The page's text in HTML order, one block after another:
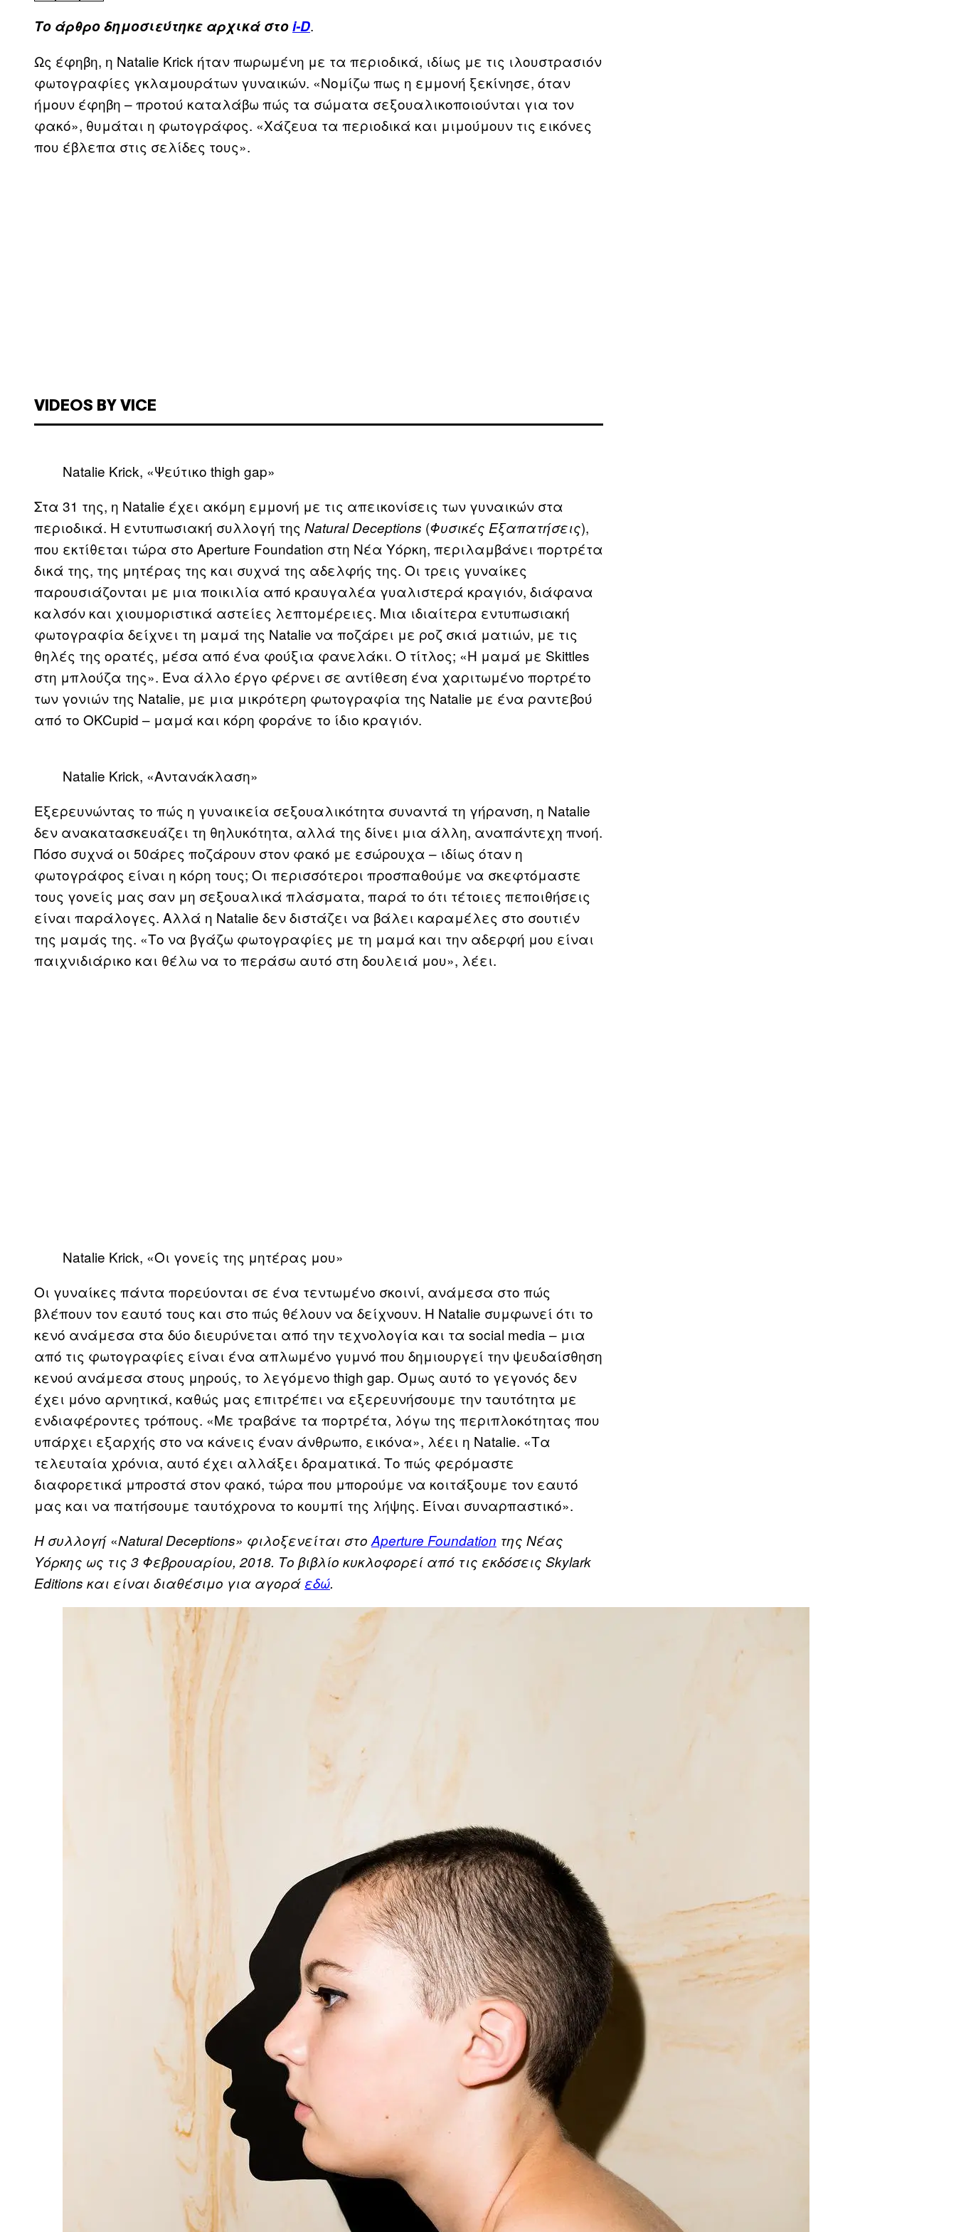
Tο άρθρο δημοσιεύτηκε αρχικά στοi-D.
Ως έφηβη, η Natalie Krick ήταν πωρωμένη με τα περιοδικά, ιδίως με τις ιλουστρασιόν
φωτογραφίες γκλαμουράτων γυναικών. «Νομίζω πως η εμμονή ξεκίνησε, όταν
ήμουν έφηβη – προτού καταλάβω πώς τα σώματα σεξουαλικοποιούνται για τον
φακό», θυμάται η φωτογράφος. «Χάζευα τα περιοδικά και μιμούμουν τις εικόνες
που έβλεπα στις σελίδες τους».
VIDEOS BY VICE
Natalie Krick, «Ψεύτικο thigh gap»
Στα 31 της, η Natalie έχει ακόμη εμμονή με τις απεικονίσεις των γυναικών στα
περιοδικά. Η εντυπωσιακή συλλογή της Natural Deceptions (Φυσικές Εξαπατήσεις),
που εκτίθεται τώρα στο Aperture Foundation στη Νέα Υόρκη, περιλαμβάνει πορτρέτα
δικά της, της μητέρας της και συχνά της αδελφής της. Οι τρεις γυναίκες
παρουσιάζονται με μια ποικιλία από κραυγαλέα γυαλιστερά κραγιόν, διάφανα
καλσόν και χιουμοριστικά αστείες λεπτομέρειες. Μια ιδιαίτερα εντυπωσιακή
φωτογραφία δείχνει τη μαμά της Natalie να ποζάρει με ροζ σκιά ματιών, με τις
θηλές της ορατές, μέσα από ένα φούξια φανελάκι. Ο τίτλος; «Η μαμά με Skittles
στη μπλούζα της». Ένα άλλο έργο φέρνει σε αντίθεση ένα χαριτωμένο πορτρέτο
των γονιών της Natalie, με μια μικρότερη φωτογραφία της Natalie με ένα ραντεβού
από το OKCupid – μαμά και κόρη φοράνε το ίδιο κραγιόν.
Natalie Krick, «Αντανάκλαση»
Εξερευνώντας το πώς η γυναικεία σεξουαλικότητα συναντά τη γήρανση, η Natalie
δεν ανακατασκευάζει τη θηλυκότητα, αλλά της δίνει μια άλλη, αναπάντεχη πνοή.
Πόσο συχνά οι 50άρες ποζάρουν στον φακό με εσώρουχα – ιδίως όταν η
φωτογράφος είναι η κόρη τους; Οι περισσότεροι προσπαθούμε να σκεφτόμαστε
τους γονείς μας σαν μη σεξουαλικά πλάσματα, παρά το ότι τέτοιες πεποιθήσεις
είναι παράλογες. Αλλά η Natalie δεν διστάζει να βάλει καραμέλες στο σουτιέν
της μαμάς της. «Το να βγάζω φωτογραφίες με τη μαμά και την αδερφή μου είναι
παιχνιδιάρικο και θέλω να το περάσω αυτό στη δουλειά μου», λέει.
Natalie Krick, «Οι γονείς της μητέρας μου»
Οι γυναίκες πάντα πορεύονται σε ένα τεντωμένο σκοινί, ανάμεσα στο πώς
βλέπουν τον εαυτό τους και στο πώς θέλουν να δείχνουν. Η Natalie συμφωνεί ότι το
κενό ανάμεσα στα δύο διευρύνεται από την τεχνολογία και τα social media – μια
από τις φωτογραφίες είναι ένα απλωμένο γυμνό που δημιουργεί την ψευδαίσθηση
κενού ανάμεσα στους μηρούς, το λεγόμενο thigh gap. Όμως αυτό το γεγονός δεν
έχει μόνο αρνητικά, καθώς μας επιτρέπει να εξερευνήσουμε την ταυτότητα με
ενδιαφέροντες τρόπους. «Με τραβάνε τα πορτρέτα, λόγω της περιπλοκότητας που
υπάρχει εξαρχής στο να κάνεις έναν άνθρωπο, εικόνα», λέει η Natalie. «Τα
τελευταία χρόνια, αυτό έχει αλλάξει δραματικά. Το πώς φερόμαστε
διαφορετικά μπροστά στον φακό, τώρα που μπορούμε να κοιτάξουμε τον εαυτό
μας και να πατήσουμε ταυτόχρονα το κουμπί της λήψης. Είναι συναρπαστικό».
Η συλλογή «Natural Deceptions» φιλοξενείται στο Aperture Foundation της Νέας
Υόρκης ως τις 3 Φεβρουαρίου, 2018. Το βιβλίο κυκλοφορεί από τις εκδόσεις Skylark
Editions και είναι διαθέσιμο για αγορά εδώ.